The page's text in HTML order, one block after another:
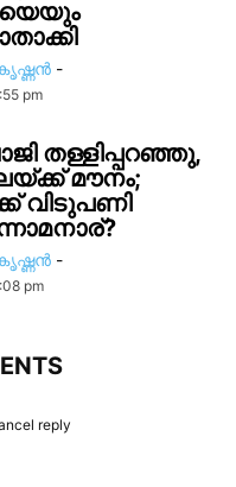
-
pm
തള്ളിപ്പറഞ്ഞു,
മൗനം;
വിടുപണി
-
pm
reply